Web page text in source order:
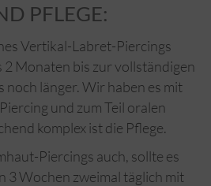
PFLEGE:
Vertikal-Labret-Piercings
2 Monaten bis zur vollständigen
noch länger. Wir haben es mit
und zum Teil oralen
komplex ist die Pflege.
Piercings auch, sollte es
3 Wochen zweimal täglich mit